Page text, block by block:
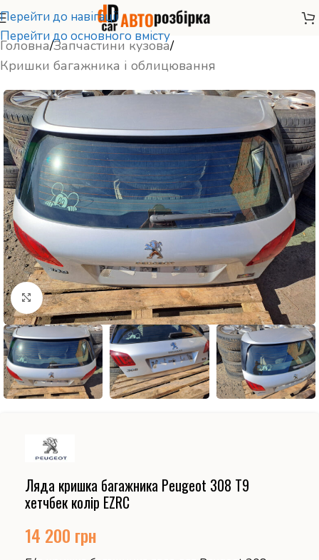
Перейти до навігації
Перейти до основного вмісту
Головна/Запчастини кузова/
Кришки багажника і облицювання
Натисніть, щоб збільшити
Ляда кришка багажника Peugeot 308 T9
хетчбек колір EZRC
14 200 грн